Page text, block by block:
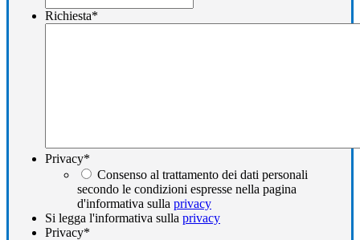
Richiesta*
Privacy*
Consenso al trattamento dei dati personali
secondo le condizioni espresse nella pagina
d'informativa sulla privacy
Si legga l'informativa sulla privacy
Privacy*